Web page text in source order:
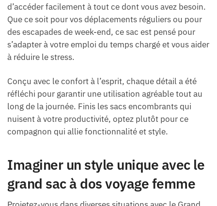
d’accéder facilement à tout ce dont vous avez besoin.
Que ce soit pour vos déplacements réguliers ou pour
des escapades de week-end, ce sac est pensé pour
s’adapter à votre emploi du temps chargé et vous aider
à réduire le stress.
Conçu avec le confort à l’esprit, chaque détail a été
réfléchi pour garantir une utilisation agréable tout au
long de la journée. Finis les sacs encombrants qui
nuisent à votre productivité, optez plutôt pour ce
compagnon qui allie fonctionnalité et style.
Imaginer un style unique avec le
grand sac à dos voyage femme